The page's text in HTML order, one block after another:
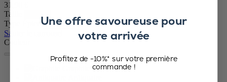
31,90 €
Taille
Type Épice
Sauter le carrousel
Couleur
Une offre savoureuse pour
votre arrivée
Profitez de -10%* sur votre première
commande !